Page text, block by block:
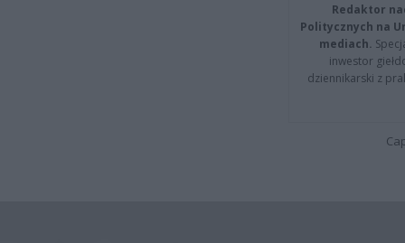
Redaktor
Politycznych na
mediach.
inwestor
dziennikarski z